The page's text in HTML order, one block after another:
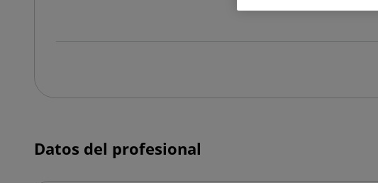
Datos del profesional